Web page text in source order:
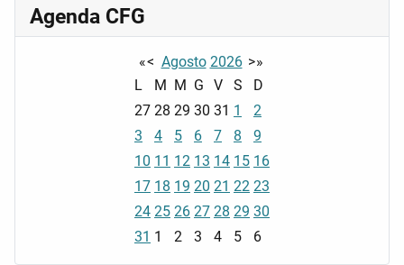
Agenda CFG
«< Agosto 2026 >»
L
M M G V S
D
27 28 29 30 31 1
2
3
4 5 6 7 8
9
10 11 12 13 14 15 16
17 18 19 20 21 22 23
24 25 26 27 28 29 30
31 1 2 3 4 5 6